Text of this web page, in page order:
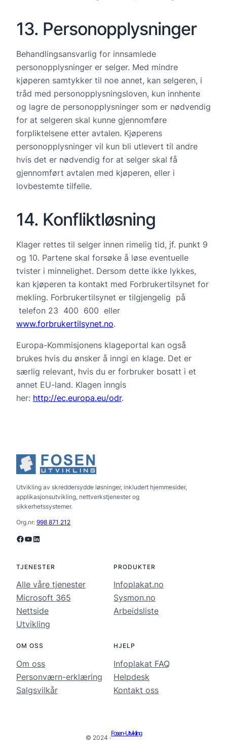
13. Personopplysninger
Behandlingsansvarlig for innsamlede
personopplysninger er selger. Med mindre
kjøperen samtykker til noe annet, kan selgeren, i
tråd med personopplysningsloven, kun innhente
og lagre de personopplysninger som er nødvendig
for at selgeren skal kunne gjennomføre
forpliktelsene etter avtalen. Kjøperens
personopplysninger vil kun bli utlevert til andre
hvis det er nødvendig for at selger skal få
gjennomført avtalen med kjøperen, eller i
lovbestemte tilfelle.
14. Konfliktløsning
Klager rettes til selger innen rimelig tid, jf. punkt 9
og 10. Partene skal forsøke å løse eventuelle
tvister i minnelighet. Dersom dette ikke lykkes,
kan kjøperen ta kontakt med Forbrukertilsynet for
mekling. Forbrukertilsynet er tilgjengelig på
telefon 23 400 600 eller
www.forbrukertilsynet.no.
Europa-Kommisjonens klageportal kan også
brukes hvis du ønsker å inngi en klage. Det er
særlig relevant, hvis du er forbruker bosatt i et
annet EU-land. Klagen inngis
her: http://ec.europa.eu/odr.
Utvikling av skreddersydde løsninger, inkludert hjemmesider,
applikasjonsutvikling, nettverkstjenester og
sikkerhetssystemer.
Org.nr: 998 871 212
Lenke til vår facebook-side Lenke til vår YouTube-kanal Lenke til vår LinkedIn-konto
TJENESTER
Alle våre tjenester
Microsoft 365
Nettside
Utvikling
PRODUKTER
Infoplakat.no
Sysmon.no
Arbeidsliste
OM OSS
Om oss
Personværn-erklæring
Salgsvilkår
HJELP
Infoplakat FAQ
Helpdesk
Kontakt oss
© 2024 ·
Fosen-Utvikling